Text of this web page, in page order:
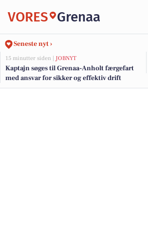
VORES Grenaa
Seneste nyt ›
15 minutter siden | JOBNYT
Kaptajn søges til Grenaa-Anholt færgefart
med ansvar for sikker og effektiv drift